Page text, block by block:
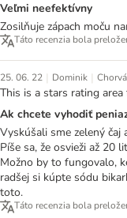
Veľmi neefektívny
Zosilňuje zápach moču
Táto recenzia bola
25. 06. 22 | Dominik |
This is a stars rating
Ak chcete vyhodiť
Vyskúšali sme zelený čaj
Píše sa, že osvieži až 20
Možno by to fungovalo,
radšej si kúpte sódu
toto.
Táto recenzia bola